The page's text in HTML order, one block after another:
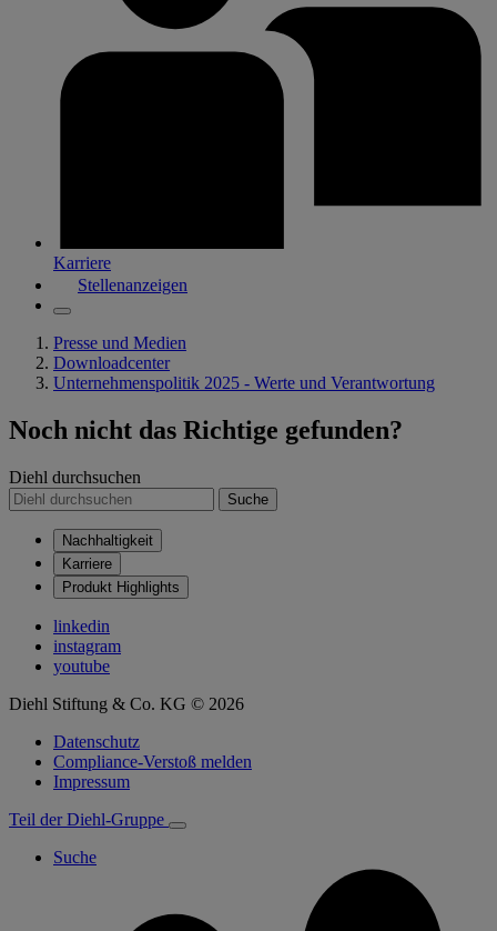
Karriere
Stellenanzeigen
Presse und Medien
Downloadcenter
Unternehmenspolitik 2025 - Werte und Verantwortung
Noch nicht das Richtige gefunden?
Diehl durchsuchen
Suche
Nachhaltigkeit
Karriere
Produkt Highlights
linkedin
instagram
youtube
Diehl Stiftung & Co. KG © 2026
Datenschutz
Compliance-Verstoß melden
Impressum
Teil der Diehl-Gruppe
Suche